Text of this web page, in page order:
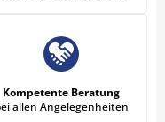
Kompetente Beratung
allen Angelegenheiten